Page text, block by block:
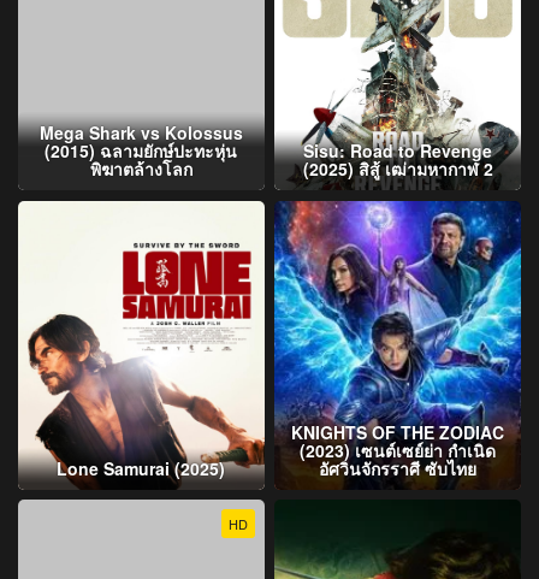
Mega Shark vs Kolossus
(2015) ฉลามยักษ์ปะทะหุ่น
พิฆาตล้างโลก
Sisu: Road to Revenge
(2025) สิสู้ เฒ่ามหากาฬ 2
Lone Samurai (2025)
KNIGHTS OF THE ZODIAC
(2023) เซนต์เซย์ย่า กำเนิด
อัศวินจักรราศี ซับไทย
HD